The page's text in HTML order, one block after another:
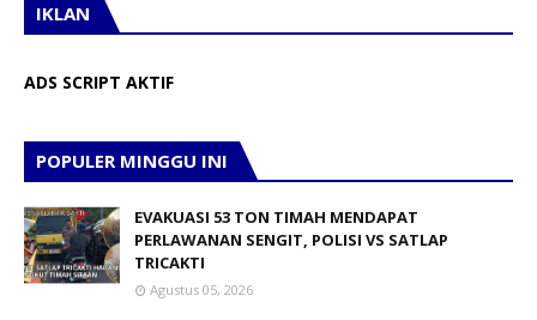
IKLAN
ADS SCRIPT AKTIF
POPULER MINGGU INI
EVAKUASI 53 TON TIMAH MENDAPAT
PERLAWANAN SENGIT, POLISI VS SATLAP
TRICAKTI
Agustus 05, 2026